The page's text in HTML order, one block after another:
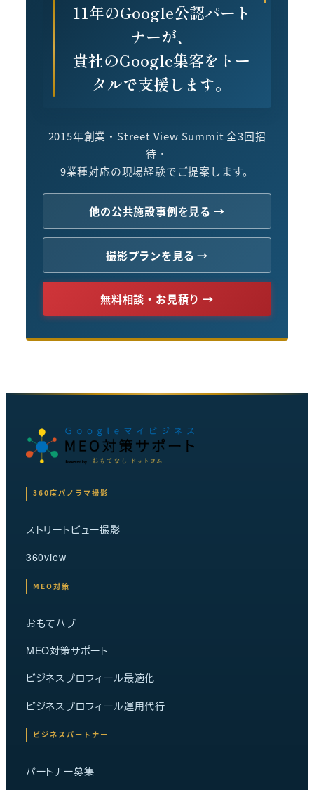
11年のGoogle公認パート
ナーが、
貴社のGoogle集客をトー
タルで支援します。
2015年創業・Street View Summit 全3回招
待・
9業種対応の現場経験でご提案します。
他の公共施設事例を見る →
撮影プランを見る →
無料相談・お見積り →
360度パノラマ撮影
ストリートビュー撮影
360view
MEO対策
おもてハブ
MEO対策サポート
ビジネスプロフィール最適化
ビジネスプロフィール運用代行
ビジネスパートナー
パートナー募集